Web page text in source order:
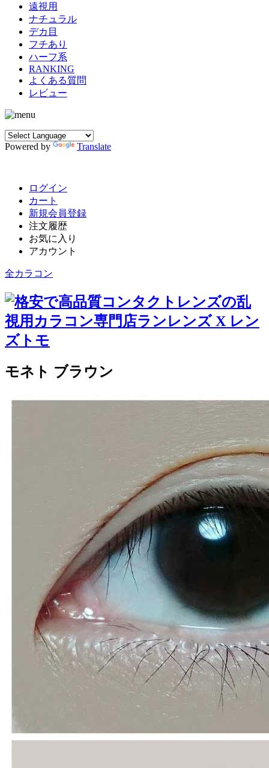
遠視用
ナチュラル
デカ目
フチあり
ハーフ系
RANKING
よくある質問
レビュー
Powered by Translate
ログイン
カート
新規会員登録
注文履歴
お気に入り
アカウント
全カラコン
モネト ブラウン